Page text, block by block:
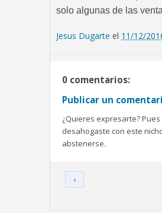
solo algunas de las
Jesus Dugarte el 11/12/
0 comentarios:
Publicar un
¿Quieres expresarte?
desahogaste con este
abstenerse.
‹